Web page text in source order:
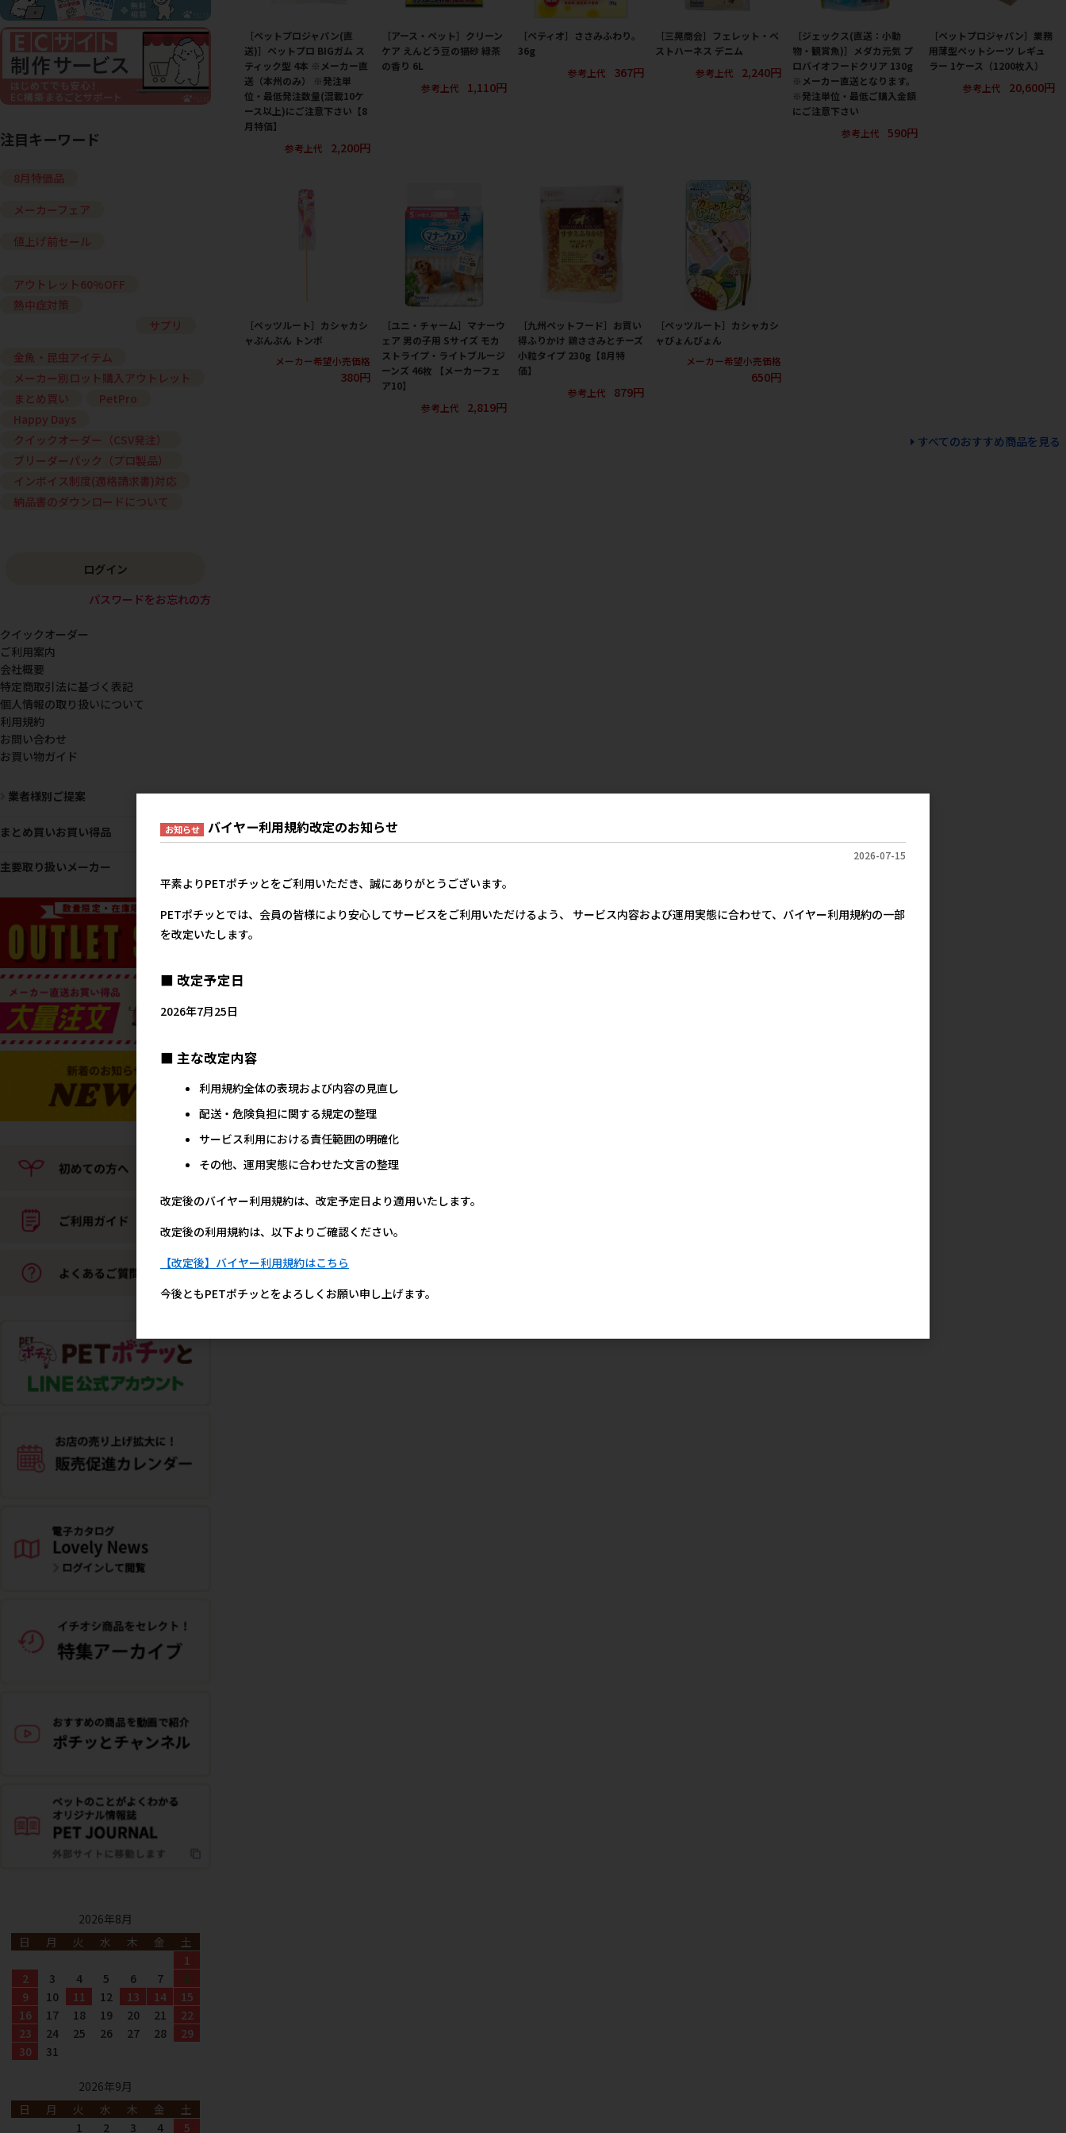
［ペットプロジャパン(直
送)］ペットプロ BIGガム ス
ティック型 4本 ※メーカー直
送（本州のみ） ※発注単
位・最低発注数量(混載10ケ
ース以上)にご注意下さい【8
月特価】
参考上代
2,200円
［アース・ペット］クリーン
ケア えんどう豆の猫砂 緑茶
の香り 6L
参考上代
1,110円
［ペティオ］ささみふわり。
36g
参考上代
367円
［三晃商会］フェレット・ベ
ストハーネス デニム
参考上代
2,240円
［ジェックス(直送：小動
物・観賞魚)］メダカ元気 プ
ロバイオフードクリア 130g
※メーカー直送となります。
※発注単位・最低ご購入金額
にご注意下さい
参考上代
590円
［ペットプロジャパン］業務
用薄型ペットシーツ レギュ
ラー 1ケース（1200枚入）
参考上代
20,600円
［ペッツルート］カシャカシ
ャぶんぶん トンボ
メーカー希望小売価格
380円
［ユニ・チャーム］マナーウ
ェア 男の子用 Sサイズ モカ
ストライプ・ライトブルージ
ーンズ 46枚 【メーカーフェ
ア10】
参考上代
2,819円
［九州ペットフード］お買い
得ふりかけ 鶏ささみとチーズ
小粒タイプ 230g【8月特
価】
参考上代
879円
［ペッツルート］カシャカシ
ャびょんびょん
メーカー希望小売価格
650円
すべてのおすすめ商品を見る
注目キーワード
8月特価品
メーカーフェア
値上げ前セール
アウトレット60%OFF
熱中症対策
サプリ
金魚・昆虫アイテム
メーカー別ロット購入アウトレット
まとめ買い
PetPro
Happy Days
クイックオーダー（CSV発注）
ブリーダーパック（プロ製品）
インボイス制度(適格請求書)対応
納品書のダウンロードについて
ログイン
パスワードをお忘れの方
クイックオーダー
ご利用案内
会社概要
特定商取引法に基づく表記
個人情報の取り扱いについて
利用規約
お問い合わせ
お買い物ガイド
業者様別ご提案
まとめ買いお買い得品
主要取り扱いメーカー
2026年8月
日
月 火 水 木 金
土
1
2
3 4 5 6 7
8
9
10 11 12 13 14
15
16
17 18 19 20 21
22
23
24 25 26 27 28
29
30
31
2026年9月
日
月 火 水 木 金
土
1
2 3 4 5
お知らせ バイヤー利用規約改定のお知らせ
2026-07-15
平素よりPETポチッとをご利用いただき、誠にありがとうございます。
PETポチッとでは、会員の皆様により安心してサービスをご利用いただけるよう、 サービス内容および運用実態に合わせて、バイヤー利用規約の一部
を改定いたします。
■ 改定予定日
2026年7月25日
■ 主な改定内容
利用規約全体の表現および内容の見直し
配送・危険負担に関する規定の整理
サービス利用における責任範囲の明確化
その他、運用実態に合わせた文言の整理
改定後のバイヤー利用規約は、改定予定日より適用いたします。
改定後の利用規約は、以下よりご確認ください。
【改定後】バイヤー利用規約はこちら
今後ともPETポチッとをよろしくお願い申し上げます。